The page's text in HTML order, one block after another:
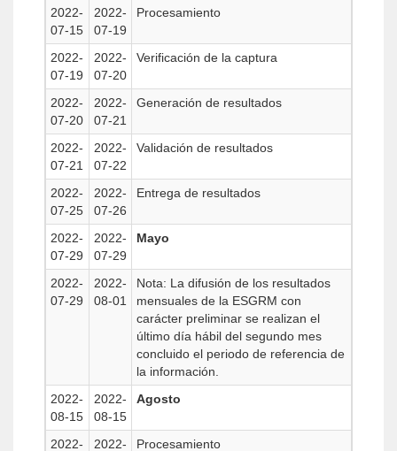
2022-
07-15
2022-
07-19
Procesamiento
2022-
07-19
2022-
07-20
Verificación de la captura
2022-
07-20
2022-
07-21
Generación de resultados
2022-
07-21
2022-
07-22
Validación de resultados
2022-
07-25
2022-
07-26
Entrega de resultados
2022-
07-29
2022-
07-29
Mayo
2022-
07-29
2022-
08-01
Nota: La difusión de los resultados
mensuales de la ESGRM con
carácter preliminar se realizan el
último día hábil del segundo mes
concluido el periodo de referencia de
la información.
2022-
08-15
2022-
08-15
Agosto
2022- 2022- Procesamiento